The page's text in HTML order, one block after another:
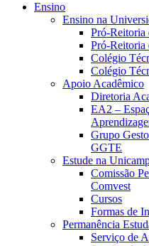
Ensino
Ensino na
Pró-Reitoria
Pró-Reitoria
Colégio
Colégio
Apoio Acadêmico
Diretoria
EA2 –
Grupo
GGTE
Estude na
Comissão
Comvest
Cursos
Formas de
Permanência
Serviço de